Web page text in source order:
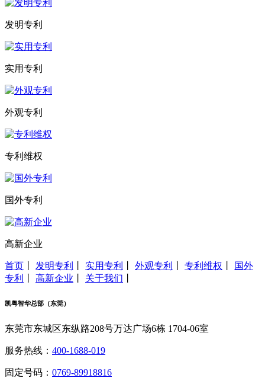
发明专利
实用专利
外观专利
专利维权
国外专利
高新企业
首页 发明专利 实用专利 外观专利 专利维权
国外
专利
高新企业 关于我们
凯粤智华总部（东莞）
东莞市东城区东纵路208号万达广场6栋 1704-06室
服务热线： 400-1688-019
固定号码： 0769-89918816